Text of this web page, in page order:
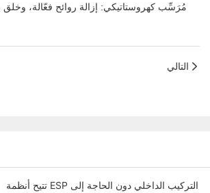
التالي
تتيح أنظمة ESP التركيب الداخلي دون الحاجة إلى